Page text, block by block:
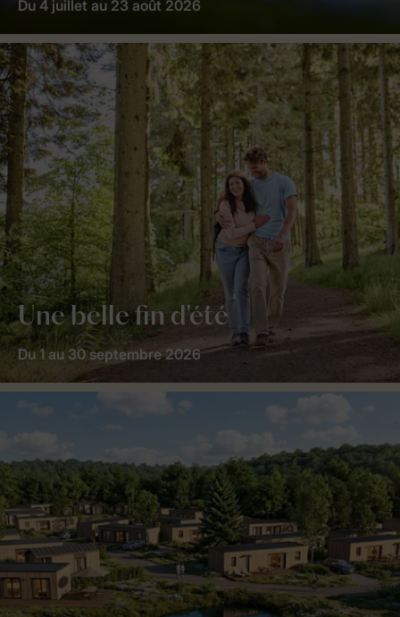
Du 4 juillet au 23 août 2026
Une belle fin d'été
Du 1 au 30 septembre 2026